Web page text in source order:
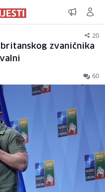
20
zvaničnika
60